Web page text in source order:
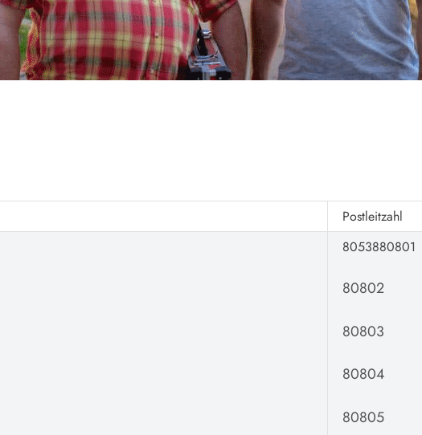
Postleitzahl
8053880801
80802
80803
80804
80805